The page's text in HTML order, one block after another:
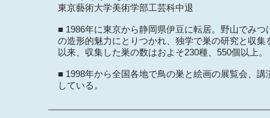
東京藝術大学美術学部工芸科中退
■ 1986年に東京から静岡県伊豆に転居。野山でみつ
の造形的魅力にとりつかれ、独学で巣の研究と収集
以来、収集した巣の数はおよそ230種、550個以上。
■ 1998年から全国各地で鳥の巣と絵画の展覧会、講
している。